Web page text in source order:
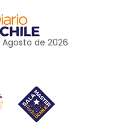
Agosto de 2026